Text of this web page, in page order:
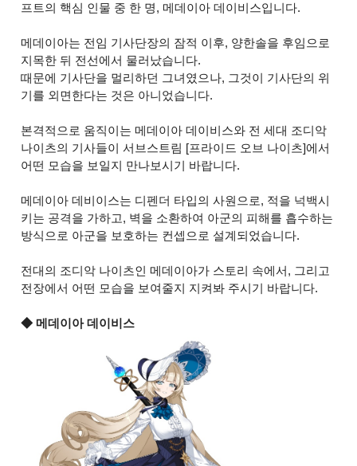
프트의 핵심 인물 중 한 명, 메데이아 데이비스입니다.
메데이아는 전임 기사단장의 잠적 이후, 양한솔을 후임으로
지목한 뒤 전선에서 물러났습니다.
때문에 기사단을 멀리하던 그녀였으나, 그것이 기사단의 위
기를 외면한다는 것은 아니었습니다.
본격적으로 움직이는 메데이아 데이비스와 전 세대 조디악
나이츠의 기사들이 서브스트림 [프라이드 오브 나이츠]에서
어떤 모습을 보일지 만나보시기 바랍니다.
메데이아 데비이스는 디펜더 타입의 사원으로, 적을 넉백시
키는 공격을 가하고, 벽을 소환하여 아군의 피해를 흡수하는
방식으로 아군을 보호하는 컨셉으로 설계되었습니다.
전대의 조디악 나이츠인 메데이아가 스토리 속에서, 그리고
전장에서 어떤 모습을 보여줄지 지켜봐 주시기 바랍니다.
◆ 메데이아 데이비스